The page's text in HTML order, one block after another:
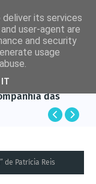
(Companhia das
Jaeggy
de Patrícia Reis
its services
user-agent are
and security
usage
IT